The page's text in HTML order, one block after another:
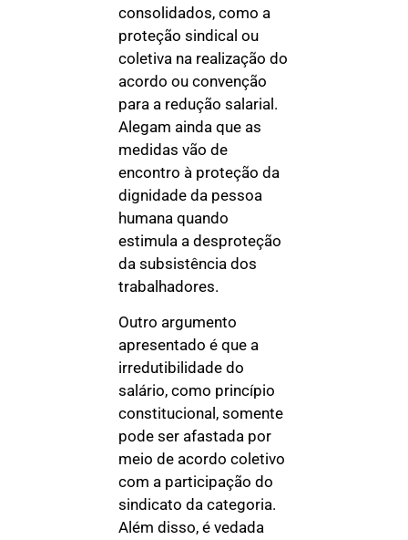
consolidados, como a
proteção sindical ou
coletiva na realização do
acordo ou convenção
para a redução salarial.
Alegam ainda que as
medidas vão de
encontro à proteção da
dignidade da pessoa
humana quando
estimula a desproteção
da subsistência dos
trabalhadores.
Outro argumento
apresentado é que a
irredutibilidade do
salário, como princípio
constitucional, somente
pode ser afastada por
meio de acordo coletivo
com a participação do
sindicato da categoria.
Além disso, é vedada